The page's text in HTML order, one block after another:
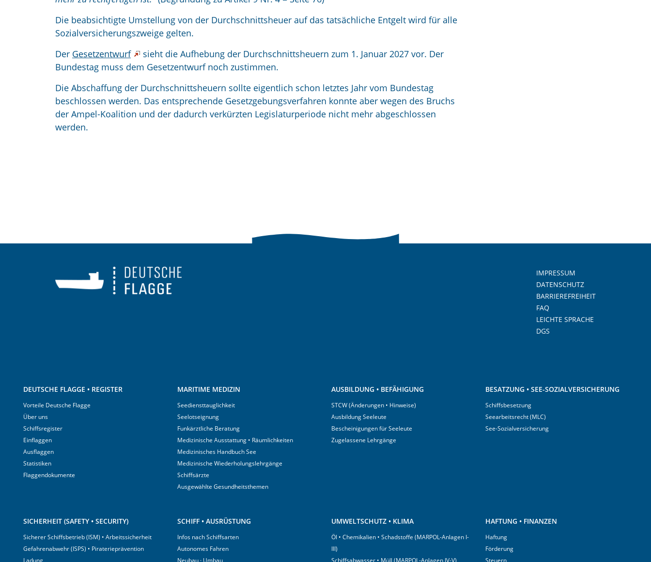
Die beabsichtigte Umstellung von der Durchschnittsheuer auf das tatsächliche Entgelt wird für alle
Sozialversicherungszweige gelten.
Der Gesetzentwurf
sieht die Aufhebung der Durchschnittsheuern zum 1. Januar 2027 vor. Der
Bundestag muss dem Gesetzentwurf noch zustimmen.
Die Abschaffung der Durchschnittsheuern sollte eigentlich schon letztes Jahr vom Bundestag
beschlossen werden. Das entsprechende Gesetzgebungsverfahren konnte aber wegen des Bruchs
der Ampel-Koalition und der dadurch verkürzten Legislaturperiode nicht mehr abgeschlossen
werden.
IMPRESSUM
DATENSCHUTZ
BARRIEREFREIHEIT
FAQ
LEICHTE SPRACHE
DGS
DEUTSCHE FLAGGE • REGISTER
Vorteile Deutsche Flagge
Über uns
Schiffsregister
Einflaggen
Ausflaggen
Statistiken
Flaggendokumente
MARITIME MEDIZIN
Seediensttauglichkeit
Seelotseignung
Funkärztliche Beratung
Medizinische Ausstattung • Räumlichkeiten
Medizinisches Handbuch See
Medizinische Wiederholungslehrgänge
Schiffsärzte
Ausgewählte Gesundheitsthemen
AUSBILDUNG • BEFÄHIGUNG
STCW (Änderungen • Hinweise)
Ausbildung Seeleute
Bescheinigungen für Seeleute
Zugelassene Lehrgänge
BESATZUNG • SEE-SOZIALVERSICHERUNG
Schiffsbesetzung
Seearbeitsrecht (MLC)
See-Sozialversicherung
SICHERHEIT (SAFETY • SECURITY)
Sicherer Schiffsbetrieb (ISM) • Arbeitssicherheit
Gefahrenabwehr (ISPS) • Piraterieprävention
Ladung
SCHIFF • AUSRÜSTUNG
Infos nach Schiffsarten
Autonomes Fahren
Neubau · Umbau
UMWELTSCHUTZ • KLIMA
Öl • Chemikalien • Schadstoffe (MARPOL-Anlagen I-
III)
Schiffsabwasser • Müll (MARPOL-Anlagen IV-V)
HAFTUNG • FINANZEN
Haftung
Förderung
Steuern